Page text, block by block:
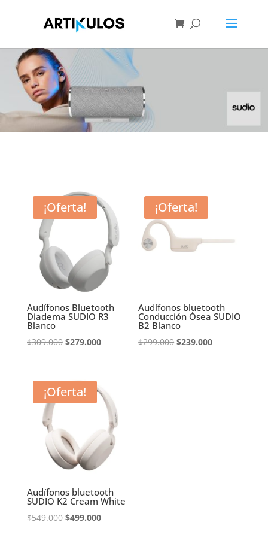
¡Oferta!
Audífonos Bluetooth
Diadema SUDIO R3
Blanco
$309.000 El
era:
$309.000.
$279.000El
es:
$279.000.
¡Oferta!
Audífonos bluetooth
Conducción Ósea SUDIO
B2 Blanco
$299.000 El
$239.000El
¡Oferta!
Audífonos bluetooth
SUDIO K2 Cream White
$549.000 El
$499.000El